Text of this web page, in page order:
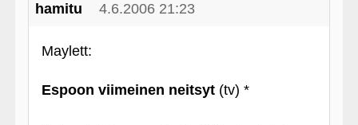
hamitu 4.6.2006 21:23
Maylett:
Espoon viimeinen neitsyt(tv) *